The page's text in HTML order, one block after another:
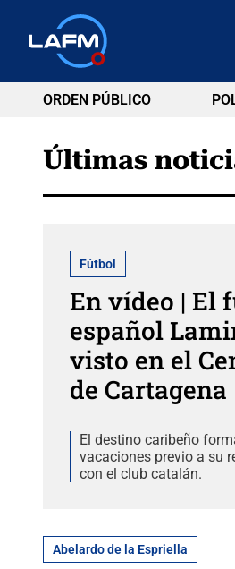
ORDEN PÚBLICO
Últimas
Fútbol
En vídeo | El
español
visto en el
de Cartagena
El destino caribeño
vacaciones previo a su
con el club catalán.
Abelardo de la Espriella